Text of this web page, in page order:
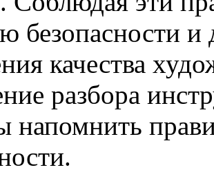
безопасности и
качества
разбора
напомнить